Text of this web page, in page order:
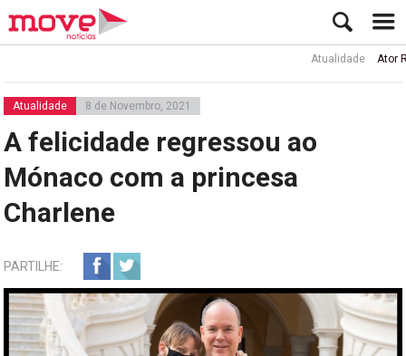
Atualidade Ator Rui de
Atualidade 8 de Novembro, 2021
A felicidade regressou ao
Mónaco com a princesa
Charlene
PARTILHE: